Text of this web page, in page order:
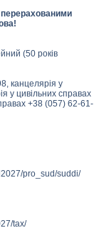
перерахованими
(50 років
канцелярія у
у цивільних справах
+38 (057) 62-61-
pro_sud/suddi/
tax/